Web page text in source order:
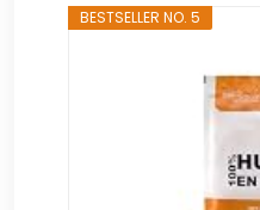
BESTSELLER NO. 5